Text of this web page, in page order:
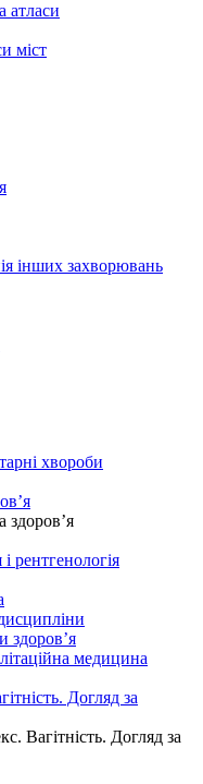
атласи
міст
інших захворювань
хвороби
рентгенологія
здоров’я
медицина
Догляд за
Вагітність. Догляд за